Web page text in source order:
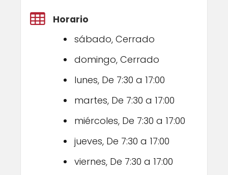
Horario
sábado, Cerrado
domingo, Cerrado
lunes, De 7:30 a 17:00
martes, De 7:30 a 17:00
miércoles, De 7:30 a 17:00
jueves, De 7:30 a 17:00
viernes, De 7:30 a 17:00